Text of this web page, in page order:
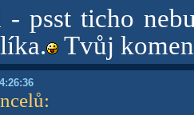
- psst ticho
Tvůj
: